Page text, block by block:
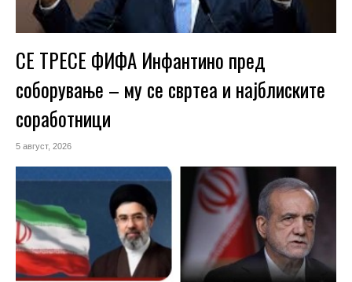
СЕ ТРЕСЕ ФИФА Инфантино пред
соборување – му се свртеа и најблиските
соработници
5 август, 2026